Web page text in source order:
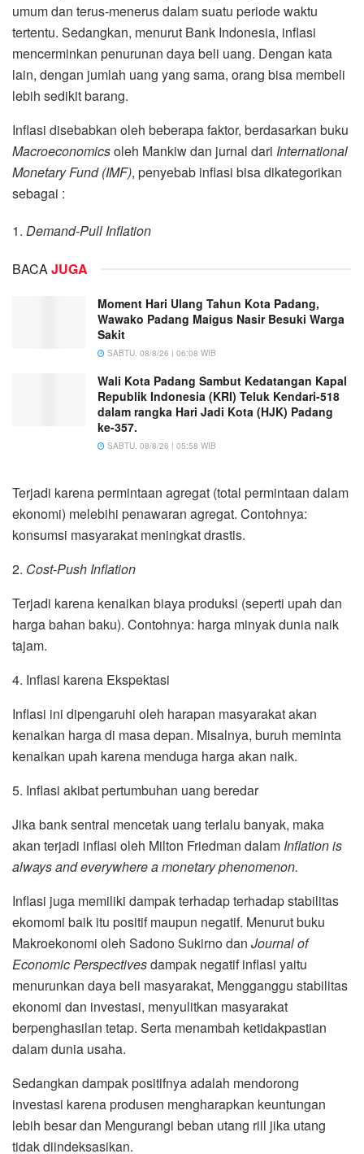
umum dan terus-menerus dalam suatu periode waktu
tertentu. Sedangkan, menurut Bank Indonesia, inflasi
mencerminkan penurunan daya beli uang. Dengan kata
lain, dengan jumlah uang yang sama, orang bisa membeli
lebih sedikit barang.
Inflasi disebabkan oleh beberapa faktor, berdasarkan buku
Macroeconomicsoleh Mankiw dan jurnal dari International
Monetary Fund (IMF), penyebab inflasi bisa dikategorikan
sebagai :
1. Demand-Pull Inflation
BACAJUGA
Moment Hari Ulang Tahun Kota Padang,
Wawako Padang Maigus Nasir Besuki Warga
Sakit
SABTU, 08/8/26 | 06:08 WIB
Wali Kota Padang Sambut Kedatangan Kapal
Republik Indonesia (KRI) Teluk Kendari-518
dalam rangka Hari Jadi Kota (HJK) Padang
ke-357.
SABTU, 08/8/26 | 05:58 WIB
Terjadi karena permintaan agregat (total permintaan dalam
ekonomi) melebihi penawaran agregat. Contohnya:
konsumsi masyarakat meningkat drastis.
2. Cost-Push Inflation
Terjadi karena kenaikan biaya produksi (seperti upah dan
harga bahan baku). Contohnya: harga minyak dunia naik
tajam.
4. Inflasi karena Ekspektasi
Inflasi ini dipengaruhi oleh harapan masyarakat akan
kenaikan harga di masa depan. Misalnya, buruh meminta
kenaikan upah karena menduga harga akan naik.
5. Inflasi akibat pertumbuhan uang beredar
Jika bank sentral mencetak uang terlalu banyak, maka
akan terjadi inflasi oleh Milton Friedman dalam Inflation is
always and everywhere a monetary phenomenon.
Inflasi juga memiliki dampak terhadap terhadap stabilitas
ekomomi baik itu positif maupun negatif. Menurut buku
Makroekonomi oleh Sadono Sukirno dan Journal of
Economic Perspectivesdampak negatif inflasi yaitu
menurunkan daya beli masyarakat, Mengganggu stabilitas
ekonomi dan investasi, menyulitkan masyarakat
berpenghasilan tetap. Serta menambah ketidakpastian
dalam dunia usaha.
Sedangkan dampak positifnya adalah mendorong
investasi karena produsen mengharapkan keuntungan
lebih besar dan Mengurangi beban utang riil jika utang
tidak diindeksasikan.